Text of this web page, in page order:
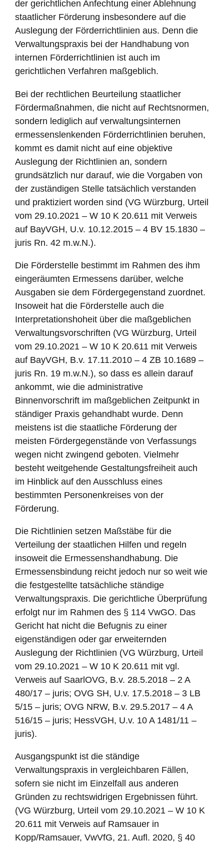
der gerichtlichen Anfechtung einer Ablehnung
staatlicher Förderung insbesondere auf die
Auslegung der Förderrichtlinien aus. Denn die
Verwaltungspraxis bei der Handhabung von
internen Förderrichtlinien ist auch im
gerichtlichen Verfahren maßgeblich.
Bei der rechtlichen Beurteilung staatlicher
Fördermaßnahmen, die nicht auf Rechtsnormen,
sondern lediglich auf verwaltungsinternen
ermessenslenkenden Förderrichtlinien beruhen,
kommt es damit nicht auf eine objektive
Auslegung der Richtlinien an, sondern
grundsätzlich nur darauf, wie die Vorgaben von
der zuständigen Stelle tatsächlich verstanden
und praktiziert worden sind (VG Würzburg, Urteil
vom 29.10.2021 – W 10 K 20.611 mit Verweis
auf BayVGH, U.v. 10.12.2015 – 4 BV 15.1830 –
juris Rn. 42 m.w.N.).
Die Förderstelle bestimmt im Rahmen des ihm
eingeräumten Ermessens darüber, welche
Ausgaben sie dem Fördergegenstand zuordnet.
Insoweit hat die Förderstelle auch die
Interpretationshoheit über die maßgeblichen
Verwaltungsvorschriften (VG Würzburg, Urteil
vom 29.10.2021 – W 10 K 20.611 mit Verweis
auf BayVGH, B.v. 17.11.2010 – 4 ZB 10.1689 –
juris Rn. 19 m.w.N.), so dass es allein darauf
ankommt, wie die administrative
Binnenvorschrift im maßgeblichen Zeitpunkt in
ständiger Praxis gehandhabt wurde. Denn
meistens ist die staatliche Förderung der
meisten Fördergegenstände von Verfassungs
wegen nicht zwingend geboten. Vielmehr
besteht weitgehende Gestaltungsfreiheit auch
im Hinblick auf den Ausschluss eines
bestimmten Personenkreises von der
Förderung.
Die Richtlinien setzen Maßstäbe für die
Verteilung der staatlichen Hilfen und regeln
insoweit die Ermessenshandhabung. Die
Ermessensbindung reicht jedoch nur so weit wie
die festgestellte tatsächliche ständige
Verwaltungspraxis. Die gerichtliche Überprüfung
erfolgt nur im Rahmen des § 114 VwGO. Das
Gericht hat nicht die Befugnis zu einer
eigenständigen oder gar erweiternden
Auslegung der Richtlinien (VG Würzburg, Urteil
vom 29.10.2021 – W 10 K 20.611 mit vgl.
Verweis auf SaarlOVG, B.v. 28.5.2018 – 2 A
480/17 – juris; OVG SH, U.v. 17.5.2018 – 3 LB
5/15 – juris; OVG NRW, B.v. 29.5.2017 – 4 A
516/15 – juris; HessVGH, U.v. 10 A 1481/11 –
juris).
Ausgangspunkt ist die ständige
Verwaltungspraxis in vergleichbaren Fällen,
sofern sie nicht im Einzelfall aus anderen
Gründen zu rechtswidrigen Ergebnissen führt.
(VG Würzburg, Urteil vom 29.10.2021 – W 10 K
20.611 mit Verweis auf Ramsauer in
Kopp/Ramsauer, VwVfG, 21. Aufl. 2020, § 40